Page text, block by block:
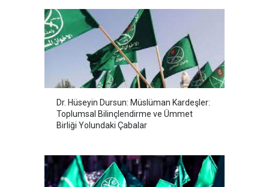
Dr. Hüseyin Dursun: Müslüman Kardeşler:
Toplumsal Bilinçlendirme ve Ümmet
Birliği Yolundaki Çabalar